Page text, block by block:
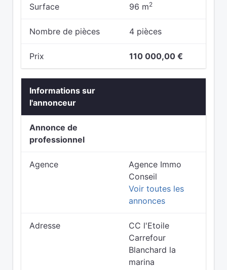
Surface 96 m2
Nombre de pièces 4 pièces
Prix 110 000,00 €
Informations sur
l'annonceur
Annonce de
professionnel
Agence
Agence Immo
Conseil
Voir toutes les
annonces
Adresse
CC l'Etoile
Carrefour
Blanchard la
marina